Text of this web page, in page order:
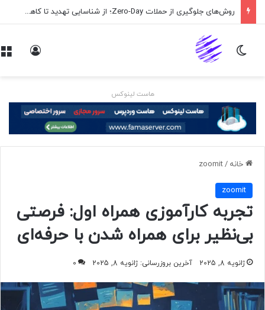
روش‌های جلوگیری از حملات Zero-Day؛ از شناسایی تهدید تا کاهش ریسک
تغییر پوسته
هاست لینوکس
خانه /
zoomit
zoomit
تجربه کارآموزی همراه اول: فرصتی
بی‌نظیر برای همراه شدن با حرفه‌ای
ژانویه 8, 2025 آخرین بروزرسانی: ژانویه 8, 2025 0